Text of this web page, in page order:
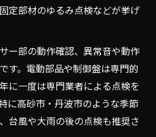
定部材のゆるみ点検などが挙げ
ー部の動作確認、異常音や動作
す。電動部品や制御盤は専門的
に一度は専門業者による点検を
に高砂市・丹波市のような季節
台風や大雨の後の点検も推奨さ